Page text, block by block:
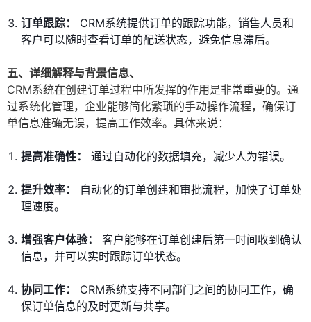
订单跟踪：
CRM系统提供订单的跟踪功能，销售人员和
客户可以随时查看订单的配送状态，避免信息滞后。
五、详细解释与背景信息、
CRM系统在创建订单过程中所发挥的作用是非常重要的。通
过系统化管理，企业能够简化繁琐的手动操作流程，确保订
单信息准确无误，提高工作效率。具体来说：
提高准确性： 通过自动化的数据填充，减少人为错误。
提升效率：
自动化的订单创建和审批流程，加快了订单处
理速度。
增强客户体验：
客户能够在订单创建后第一时间收到确认
信息，并可以实时跟踪订单状态。
协同工作：
CRM系统支持不同部门之间的协同工作，确
保订单信息的及时更新与共享。